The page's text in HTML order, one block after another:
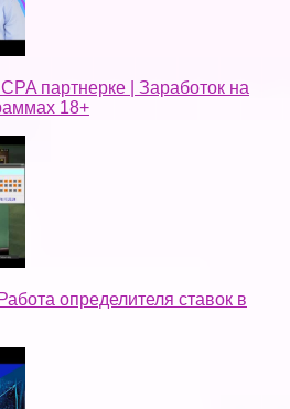
партнерке | Заработок на
18+
определителя ставок в